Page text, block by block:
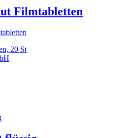
Filmtabletten
20 St